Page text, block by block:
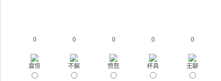
0
震惊
0
不解
0
愤怒
0
杯具
0
无聊